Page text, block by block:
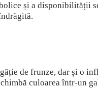
și a disponibilității
de frunze, dar și o
culoarea într-un